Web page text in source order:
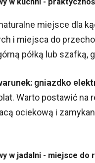
miejsce dla
i miejsca do
półką lub szafką,
gniazdko
Warto postawić
ociekową i
w jadalni - miejsce